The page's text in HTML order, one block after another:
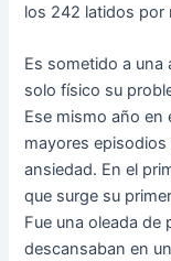
los 242 latidos por
Es sometido a una
solo físico su
Ese mismo año en
mayores
ansiedad. En el
que surge su
Fue una oleada
descansaban en